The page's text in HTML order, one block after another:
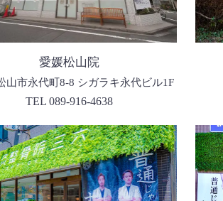
愛媛松山院
山市永代町8-8 シガラキ永代ビル1F
TEL 089-916-4638